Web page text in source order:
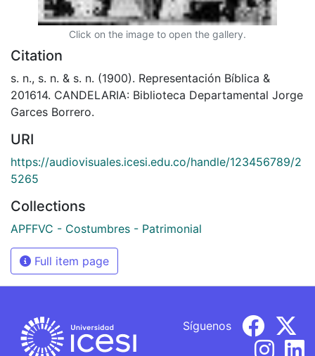
Click on the image to open the gallery.
Citation
s. n., s. n. & s. n. (1900). Representación Bíblica &
201614. CANDELARIA: Biblioteca Departamental Jorge
Garces Borrero.
URI
https://audiovisuales.icesi.edu.co/handle/123456789/2
5265
Collections
APFFVC - Costumbres - Patrimonial
Full item page
Síguenos